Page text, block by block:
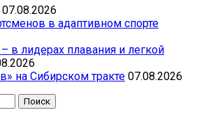
07.08.2026
в адаптивном спорте
в лидерах плавания и легкой
на Сибирском тракте 07.08.2026